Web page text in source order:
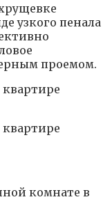
узкого пенала
проемом.
комнате в